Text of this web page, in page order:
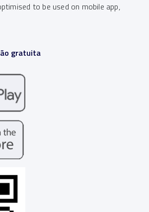
to be used on mobile app,
gratuita